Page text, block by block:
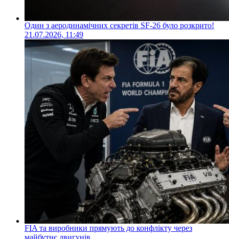
Один з аеродинамічних секретів SF-26 було розкрито!
21.07.2026, 11:49
FIA та виробники прямують до конфлікту через
майбутнє двигунів